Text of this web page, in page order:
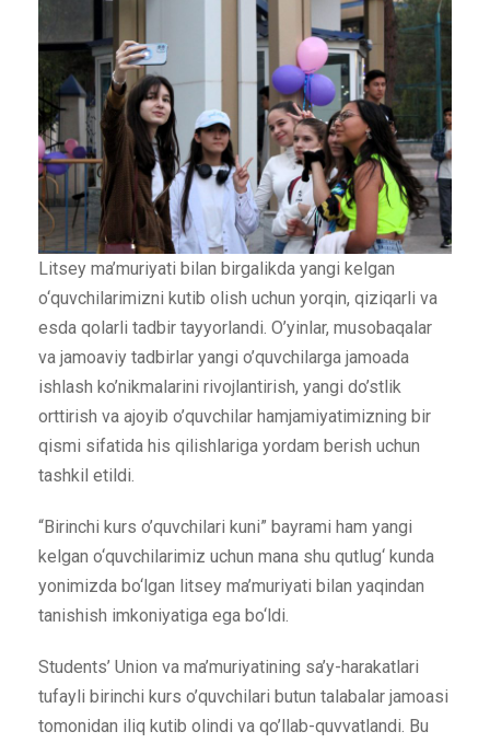
Litsey ma’muriyati bilan birgalikda yangi kelgan
o‘quvchilarimizni kutib olish uchun yorqin, qiziqarli va
esda qolarli tadbir tayyorlandi. O’yinlar, musobaqalar
va jamoaviy tadbirlar yangi o’quvchilarga jamoada
ishlash ko’nikmalarini rivojlantirish, yangi do’stlik
orttirish va ajoyib o’quvchilar hamjamiyatimizning bir
qismi sifatida his qilishlariga yordam berish uchun
tashkil etildi.
“Birinchi kurs o’quvchilari kuni” bayrami ham yangi
kelgan o‘quvchilarimiz uchun mana shu qutlug‘ kunda
yonimizda bo‘lgan litsey ma’muriyati bilan yaqindan
tanishish imkoniyatiga ega bo‘ldi.
Students’ Union va ma’muriyatining sa’y-harakatlari
tufayli birinchi kurs o’quvchilari butun talabalar jamoasi
tomonidan iliq kutib olindi va qo’llab-quvvatlandi. Bu